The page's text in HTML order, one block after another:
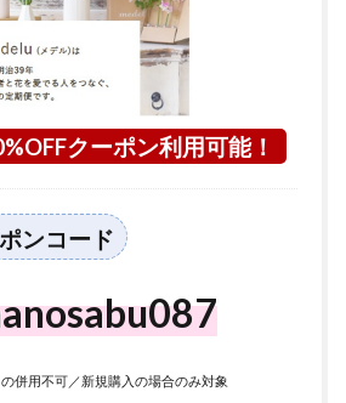
クーポン利用可能！
ンコード
併用不可／新規購入の場合のみ対象